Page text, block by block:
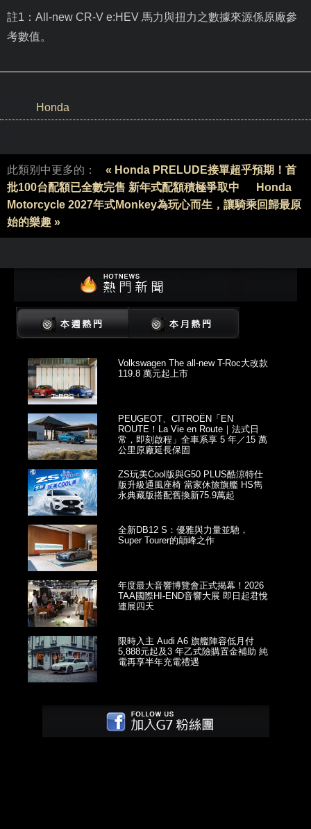
註1：All-new CR-V e:HEV 馬力與扭力之數據來源係原廠參
考數值。
Honda
此類别中更多的：
« Honda PRELUDE接單超乎預期！首
批100台配額已全數完售 新年式配額積極爭取中
Honda
Motorcycle 2027年式Monkey為玩心而生，讓騎乘回歸最原
始的樂趣 »
Volkswagen The all-new T-Roc大改款
119.8 萬元起上市
PEUGEOT、CITROËN「EN
ROUTE！La Vie en Route｜法式日
常，即刻啟程」全車系享 5 年／15 萬
公里原廠延長保固
ZS玩美Cool版與G50 PLUS酷涼特仕
版升級通風座椅 當家休旅旗艦 HS雋
永典藏版搭配舊換新75.9萬起
全新DB12 S：優雅與力量並馳，
Super Tourer的顛峰之作
年度最大音響博覽會正式揭幕！2026
TAA國際HI-END音響大展 即日起君悅
連展四天
限時入主 Audi A6 旗艦陣容低月付
5,888元起及3 年乙式險購置金補助 純
電再享半年充電禮遇